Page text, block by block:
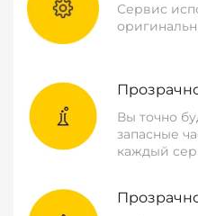
Сервис
Вы точно
запасные
каждый